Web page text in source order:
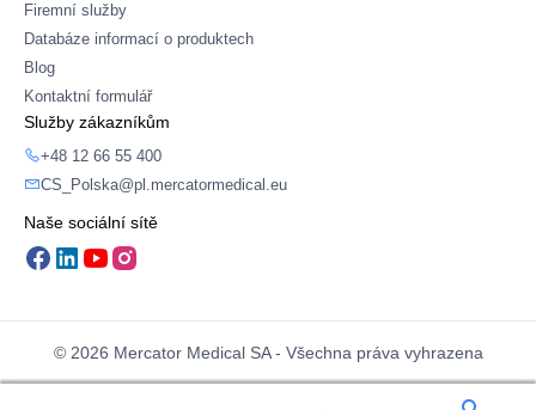
Firemní služby
Databáze informací o produktech
Blog
Kontaktní formulář
Služby zákazníkům
+48 12 66 55 400
CS_Polska@pl.mercatormedical.eu
Naše sociální sítě
© 2026 Mercator Medical SA - Všechna práva vyhrazena